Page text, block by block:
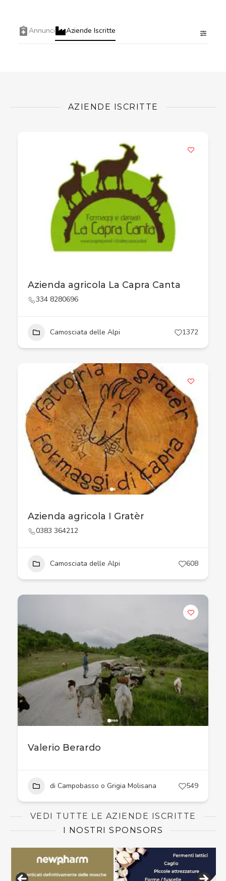
Annunci Aziende Iscritte
AZIENDE ISCRITTE
Azienda agricola La Capra Canta
334 8280696
Camosciata delle Alpi 1372
Azienda agricola I Gratèr
0383 364212
Camosciata delle Alpi 608
Valerio Berardo
di Campobasso o Grigia Molisana 549
VEDI TUTTE LE AZIENDE ISCRITTE
I NOSTRI SPONSORS